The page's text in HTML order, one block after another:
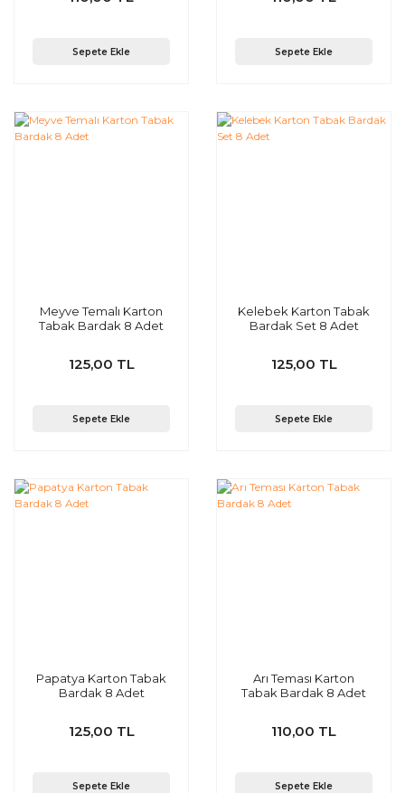
Sepete Ekle Sepete Ekle
Meyve Temalı Karton
Tabak Bardak 8 Adet
125,00 TL
Sepete Ekle
Kelebek Karton Tabak
Bardak Set 8 Adet
125,00 TL
Sepete Ekle
Papatya Karton Tabak
Bardak 8 Adet
125,00 TL
Sepete Ekle
Arı Teması Karton
Tabak Bardak 8 Adet
110,00 TL
Sepete Ekle